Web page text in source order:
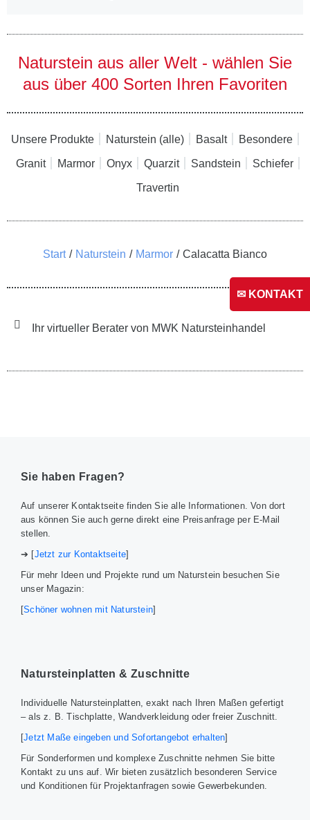
Naturstein aus aller Welt - wählen Sie
aus über 400 Sorten Ihren Favoriten
Unsere Produkte Naturstein (alle) Basalt Besondere
Granit Marmor Onyx Quarzit Sandstein Schiefer
Travertin
Sie befinden sich hier:
Start Naturstein Marmor Calacatta Bianco
Ihr virtueller Berater von MWK Natursteinhandel
Sie haben Fragen?
Auf unserer Kontaktseite finden Sie alle Informationen. Von dort
aus können Sie auch gerne direkt eine Preisanfrage per E-Mail
stellen.
➔ [Jetzt zur Kontaktseite]
Für mehr Ideen und Projekte rund um Naturstein besuchen Sie
unser Magazin:
[Schöner wohnen mit Naturstein]
Natursteinplatten & Zuschnitte
Individuelle Natursteinplatten, exakt nach Ihren Maßen gefertigt
– als z. B. Tischplatte, Wandverkleidung oder freier Zuschnitt.
[Jetzt Maße eingeben und Sofortangebot erhalten]
Für Sonderformen und komplexe Zuschnitte nehmen Sie bitte
Kontakt zu uns auf. Wir bieten zusätzlich besonderen Service
und Konditionen für Projektanfragen sowie Gewerbekunden.
✉ KONTAKT